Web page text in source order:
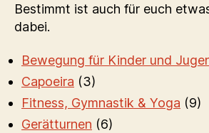
Bestimmt ist auch für euch
dabei.
Bewegung für Kinder und
Capoeira (3)
Fitness, Gymnastik & Yoga (9)
Gerätturnen (6)